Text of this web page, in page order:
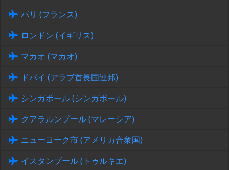
パリ (フランス)
ロンドン (イギリス)
マカオ (マカオ)
ドバイ (アラブ首長国連邦)
シンガポール (シンガポール)
クアラルンプール (マレーシア)
ニューヨーク市 (アメリカ合衆国)
イスタンブール (トゥルキエ)